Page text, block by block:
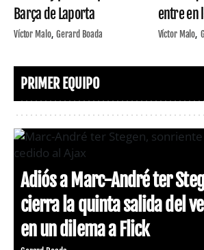
Barça de Laporta
Víctor Malo Gerard Boada
entre en
Víctor Malo
PRIMER EQUIPO
Adiós a Marc-André ter
cierra la quinta salida del
en un dilema a Flick